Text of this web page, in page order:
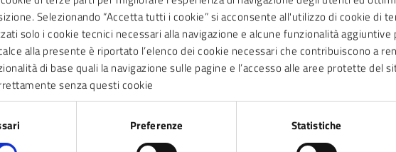
Selezionando “Accetta tutti i cookie” si acconsente all'utilizzo di cookie di
solo i cookie tecnici necessari alla navigazione e alcune funzionalità
alla presente è riportato l’elenco dei cookie necessari che contribuiscono a
di base quali la navigazione sulle pagine e l’accesso alle aree protette del
senza questi cookie
Preferenze Statistiche
Carica altri risultati